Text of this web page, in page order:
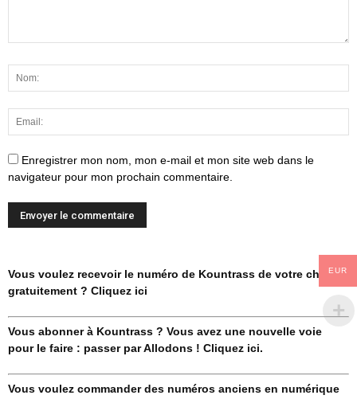
Enregistrer mon nom, mon e-mail et mon site web dans le
navigateur pour mon prochain commentaire.
Vous voulez recevoir le numéro de Kountrass de votre choix
gratuitement ? Cliquez ici
Vous abonner à Kountrass ? Vous avez une nouvelle voie
pour le faire : passer par Allodons ! Cliquez ici.
Vous voulez commander des numéros anciens en numérique
EUR